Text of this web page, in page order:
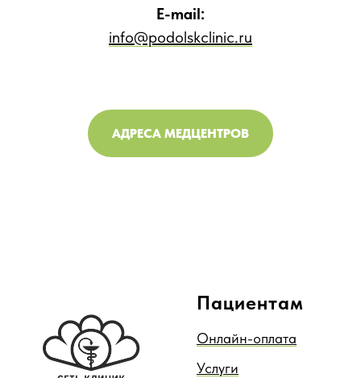
E-mail:
info@podolskclinic.ru
АДРЕСА МЕДЦЕНТРОВ
Пациентам
Онлайн-оплата
Услуги